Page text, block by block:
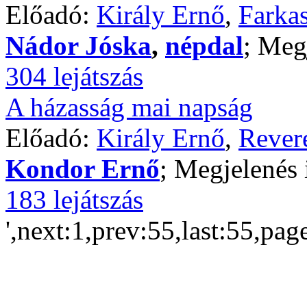
Előadó: Király Ernő,
Nádor Jóska, népdal;
304 lejátszás
A házasság mai napság
Előadó: Király Ernő,
Kondor Ernő;
183 lejátszás